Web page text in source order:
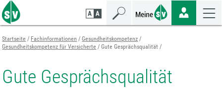
Zum
Seiteninhalt
springen
Zur
Navigation
springen
Zur
Mobilen
Navigation
springen
Startseite Fachinformationen
Gesundheitskompetenz
Gesundheitskompetenz für Versicherte
Gute Gesprächsqualität
Gute Gesprächsqualität